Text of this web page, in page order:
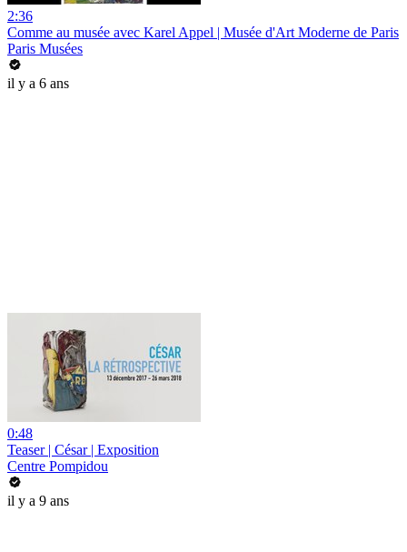
2:36
Comme au musée avec Karel Appel | Musée d'Art Moderne de Paris
Paris Musées
il y a 6 ans
0:48
Teaser | César | Exposition
Centre Pompidou
il y a 9 ans